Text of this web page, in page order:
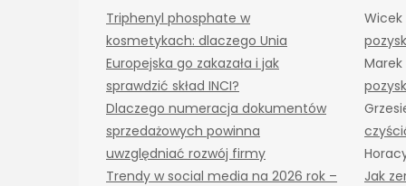
Triphenyl phosphate w
kosmetykach: dlaczego Unia
Europejska go zakazała i jak
sprawdzić skład INCI?
Dlaczego numeracja dokumentów
sprzedażowych powinna
uwzględniać rozwój firmy
Trendy w social media na 2026 rok –
Wicek
Marek
Jak